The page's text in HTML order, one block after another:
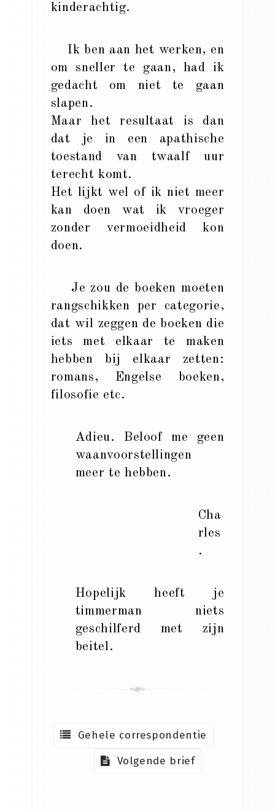
kinderachtig.
Ik ben aan het werken, en
om sneller te gaan, had ik
gedacht om niet te gaan
slapen.
Maar het resultaat is dan
dat je in een apathische
toestand van twaalf uur
terecht komt.
Het lijkt wel of ik niet meer
kan doen wat ik vroeger
zonder vermoeidheid kon
doen.
Je zou de boeken moeten
rangschikken per categorie,
dat wil zeggen de boeken die
iets met elkaar te maken
hebben bij elkaar zetten:
romans, Engelse boeken,
filosofie etc.
Adieu. Beloof me geen
waanvoorstellingen
meer te hebben.
Cha
rles
.
Hopelijk heeft je
timmerman niets
geschilferd met zijn
beitel.
Gehele correspondentie
Volgende brief